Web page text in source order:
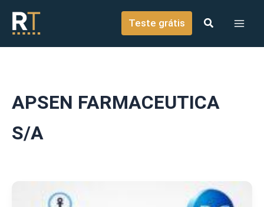
conteúdo
Teste grátis
APSEN FARMACEUTICA
S/A